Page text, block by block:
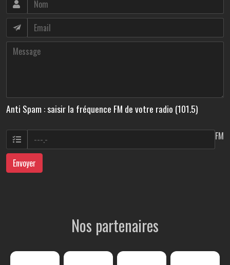
Anti Spam : saisir la fréquence FM de votre radio (101.5)
FM
Envoyer
Nos partenaires